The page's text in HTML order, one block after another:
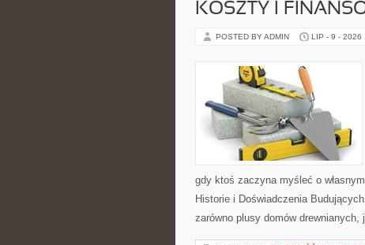
KOSZTY I
POSTED BY ADMIN LIP - 9 - 2026
gdy ktoś zaczyna myśleć o
Historie i Doświadczenia
zarówno plusy domów